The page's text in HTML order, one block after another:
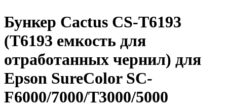
Бункер Cactus CS-T6193
(T6193 емкость для
отработанных чернил) для
Epson SureColor SC-
F6000/7000/T3000/5000